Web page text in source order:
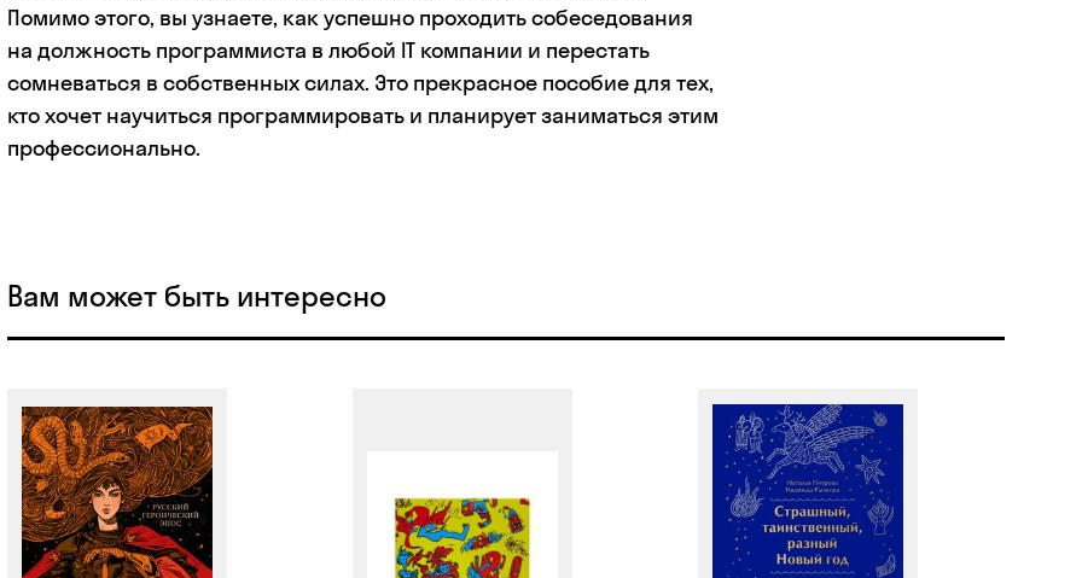
Помимо этого, вы узнаете, как успешно проходить собеседования
на должность программиста в любой IT компании и перестать
сомневаться в собственных силах. Это прекрасное пособие для тех,
кто хочет научиться программировать и планирует заниматься этим
профессионально.
Вам может быть интересно